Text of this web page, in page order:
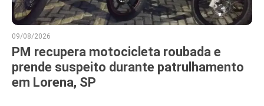
09/08/2026
PM recupera motocicleta roubada e
prende suspeito durante patrulhamento
em Lorena, SP